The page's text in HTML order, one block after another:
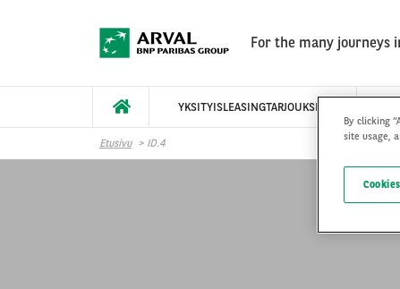
For the many journeys
YKSITYISLEASINGTARJOUKSET
Etusivu ID.4
By clicking
site usage,